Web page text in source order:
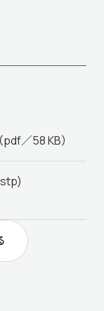
（pdf／58 KB）